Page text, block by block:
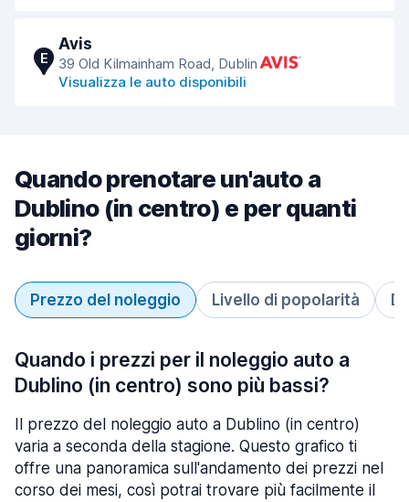
E
Avis
39 Old Kilmainham Road, Dublin
Visualizza le auto disponibili
Quando prenotare un'auto a
Dublino (in centro) e per quanti
giorni?
Prezzo del noleggio Livello di popolarità
Quando i prezzi per il noleggio auto a
Dublino (in centro) sono più bassi?
Il prezzo del noleggio auto a Dublino (in centro)
varia a seconda della stagione. Questo grafico ti
offre una panoramica sull'andamento dei prezzi nel
corso dei mesi, così potrai trovare più facilmente il